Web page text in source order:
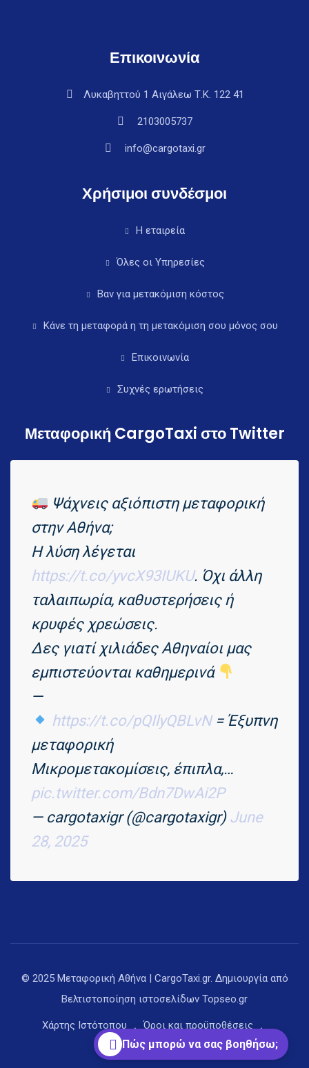
Επικοινωνία
Λυκαβηττού 1 Αιγάλεω Τ.Κ. 122 41
2103005737
info@cargotaxi.gr
Χρήσιμοι συνδέσμοι
Η εταιρεία
Όλες οι Υπηρεσίες
Βαν για μετακόμιση κόστος
Κάνε τη μεταφορά η τη μετακόμιση σου μόνος σου
Επικοινωνία
Συχνές ερωτήσεις
Μεταφορική CargoTaxi στο Twitter
Ψάχνεις αξιόπιστη μεταφορική
στην Αθήνα;
Η λύση λέγεται
https://t.co/yvcX93IUKU. Όχι άλλη
ταλαιπωρία, καθυστερήσεις ή
κρυφές χρεώσεις.
Δες γιατί χιλιάδες Αθηναίοι μας
εμπιστεύονται καθημερινά
—
https://t.co/pQIlyQBLvN= Έξυπνη
μεταφορική
Μικρομετακομίσεις, έπιπλα,…
pic.twitter.com/Bdn7DwAi2P
— cargotaxigr (@cargotaxigr) June
28, 2025
© 2025 Μεταφορική Αθήνα | CargoTaxi.gr. Δημιουργία από
Βελτιστοποίηση ιστοσελίδων Topseo.gr
Χάρτης Ιστότοπου
Όροι και προϋποθέσεις
Πολιτική απορρήτου
Πώς μπορώ να σας βοηθήσω;